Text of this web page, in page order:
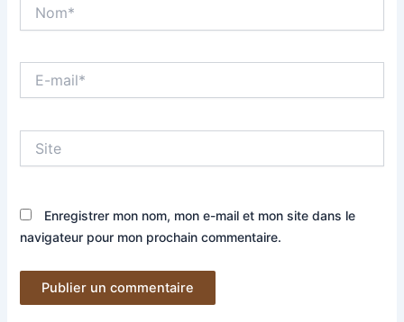
mail*
Enregistrer mon nom, mon e-mail et mon site dans le
navigateur pour mon prochain commentaire.